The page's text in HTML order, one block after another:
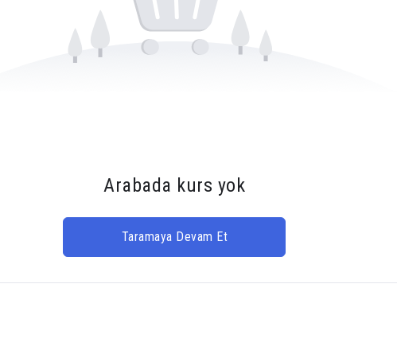
Arabada kurs yok
Taramaya Devam Et